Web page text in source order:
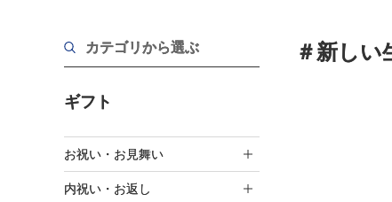
カテゴリから選ぶ
ギフト
お祝い・お見舞い
内祝い・お返し
＃新し